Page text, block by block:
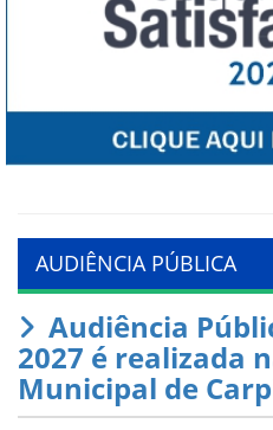
AUDIÊNCIA PÚBLICA
Audiência
2027 é realizada
Municipal de